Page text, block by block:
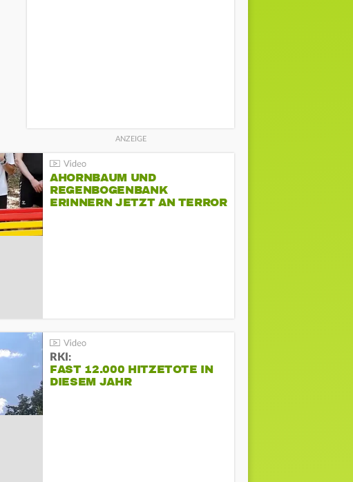
AHORNBAUM UND
REGENBOGENBANK
ERINNERN JETZT AN TERROR
RKI:
FAST 12.000 HITZETOTE IN
DIESEM JAHR